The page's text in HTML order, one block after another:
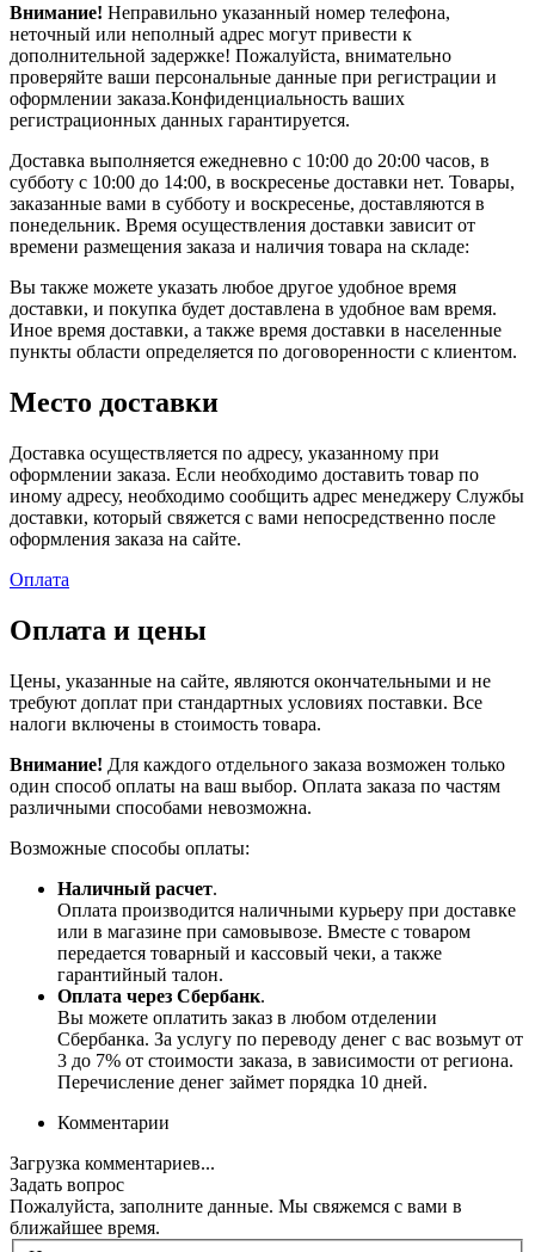
Внимание! Неправильно указанный номер телефона,
неточный или неполный адрес могут привести к
дополнительной задержке! Пожалуйста, внимательно
проверяйте ваши персональные данные при регистрации и
оформлении заказа.Конфиденциальность ваших
регистрационных данных гарантируется.
Доставка выполняется ежедневно с 10:00 до 20:00 часов, в
субботу с 10:00 до 14:00, в воскресенье доставки нет. Товары,
заказанные вами в субботу и воскресенье, доставляются в
понедельник. Время осуществления доставки зависит от
времени размещения заказа и наличия товара на складе:
Вы также можете указать любое другое удобное время
доставки, и покупка будет доставлена в удобное вам время.
Иное время доставки, а также время доставки в населенные
пункты области определяется по договоренности с клиентом.
Место доставки
Доставка осуществляется по адресу, указанному при
оформлении заказа. Если необходимо доставить товар по
иному адресу, необходимо сообщить адрес менеджеру Службы
доставки, который свяжется с вами непосредственно после
оформления заказа на сайте.
Оплата
Оплата и цены
Цены, указанные на сайте, являются окончательными и не
требуют доплат при стандартных условиях поставки. Все
налоги включены в стоимость товара.
Внимание! Для каждого отдельного заказа возможен только
один способ оплаты на ваш выбор. Оплата заказа по частям
различными способами невозможна.
Возможные способы оплаты:
Наличный расчет.
Оплата производится наличными курьеру при доставке
или в магазине при самовывозе. Вместе с товаром
передается товарный и кассовый чеки, а также
гарантийный талон.
Оплата через Сбербанк.
Вы можете оплатить заказ в любом отделении
Сбербанка. За услугу по переводу денег с вас возьмут от
3 до 7% от стоимости заказа, в зависимости от региона.
Перечисление денег займет порядка 10 дней.
Комментарии
Загрузка комментариев...
Задать вопрос
Пожалуйста, заполните данные. Мы свяжемся с вами в
ближайшее время.